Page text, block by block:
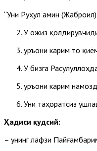
“Уни Руҳул амин
У ожиз
Қуръони карим то
У бизга
Қуръони карим
Уни таҳоратсиз
Ҳадиси қудсий:
– унинг лафзи